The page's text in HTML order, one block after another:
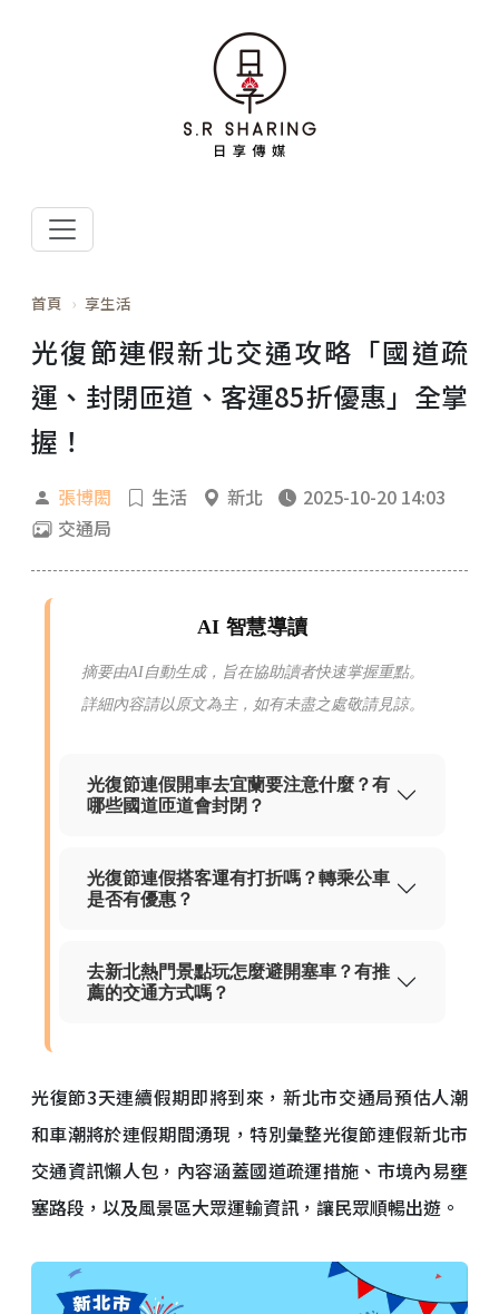
首頁 享生活
光復節連假新北交通攻略「國道疏
運、封閉匝道、客運85折優惠」全掌
握！
張博閎 生活 新北
2025-10-20 14:03
交通局
AI 智慧導讀
摘要由AI自動生成，旨在協助讀者快速掌握重點。
詳細內容請以原文為主，如有未盡之處敬請見諒。
光復節連假開車去宜蘭要注意什麼？有
哪些國道匝道會封閉？
光復節連假搭客運有打折嗎？轉乘公車
是否有優惠？
去新北熱門景點玩怎麼避開塞車？有推
薦的交通方式嗎？
光復節3天連續假期即將到來，新北市交通局預估人潮
和車潮將於連假期間湧現，特別彙整光復節連假新北市
交通資訊懶人包，內容涵蓋國道疏運措施、市境內易壅
塞路段，以及風景區大眾運輸資訊，讓民眾順暢出遊。